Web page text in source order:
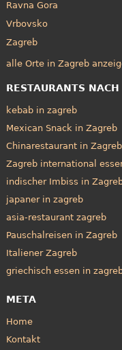
Ravna Gora
Vrbovsko
Zagreb
alle Orte in Zagreb
RESTAURANTS
kebab in zagreb
Mexican Snack in Zagreb
Chinarestaurant in Zagreb
Zagreb international
indischer Imbiss in
japaner in zagreb
asia-restaurant zagreb
Pauschalreisen in Zagreb
Italiener Zagreb
griechisch essen in
META
Home
Kontakt